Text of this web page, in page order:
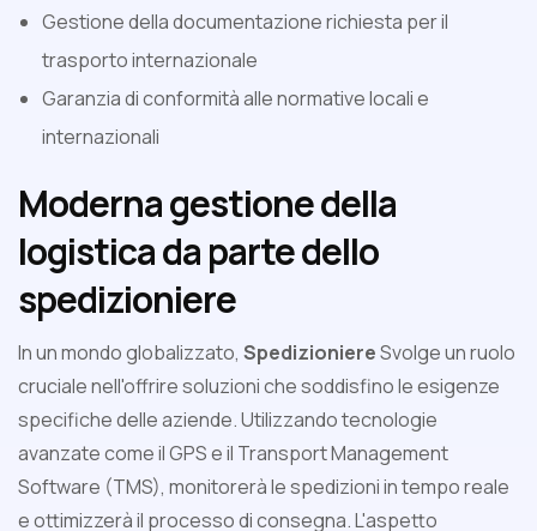
Gestione della documentazione richiesta per il
trasporto internazionale
Garanzia di conformità alle normative locali e
internazionali
Moderna gestione della
logistica da parte dello
spedizioniere
In un mondo globalizzato, SpedizioniereSvolge un ruolo
cruciale nell'offrire soluzioni che soddisfino le esigenze
specifiche delle aziende. Utilizzando tecnologie
avanzate come il GPS e il Transport Management
Software (TMS), monitorerà le spedizioni in tempo reale
e ottimizzerà il processo di consegna. L'aspetto